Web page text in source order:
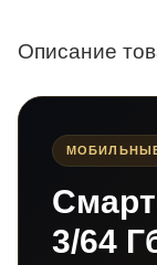
Описание
3/64